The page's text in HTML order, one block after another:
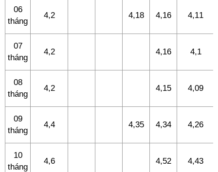
06
tháng
4,2 4,18 4,16 4,11
07
tháng
4,2 4,16 4,1
08
tháng
4,2 4,15 4,09
09
tháng
4,4 4,35 4,34 4,26
10
tháng
4,6 4,52 4,43